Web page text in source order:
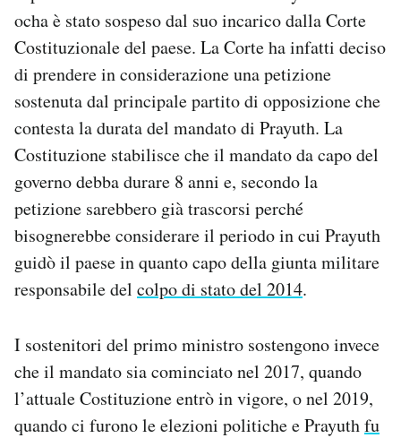
CALENDARIO
Area Personale
Newsletter
Notifiche mobile
Hai bisogno di aiuto?
Esci
ocha è stato sospeso dal suo incarico dalla Corte
Costituzionale del paese. La Corte ha infatti deciso
di prendere in considerazione una petizione
sostenuta dal principale partito di opposizione che
contesta la durata del mandato di Prayuth. La
Costituzione stabilisce che il mandato da capo del
governo debba durare 8 anni e, secondo la
petizione sarebbero già trascorsi perché
bisognerebbe considerare il periodo in cui Prayuth
guidò il paese in quanto capo della giunta militare
responsabile del colpo di stato del 2014.
I sostenitori del primo ministro sostengono invece
che il mandato sia cominciato nel 2017, quando
l’attuale Costituzione entrò in vigore, o nel 2019,
quando ci furono le elezioni politiche e Prayuthfu